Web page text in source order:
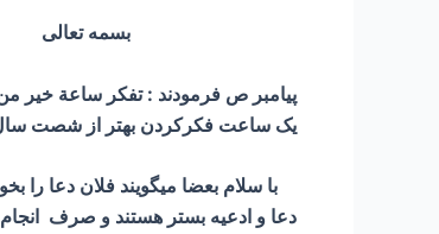
بسمه تعالی
پیامبر ص فرمودند : تفكر ساعة خير
یک ساعت فکرکردن بهتر از شصت
با سلام بعضا میگویند فلان دعا را
دعا و ادعیه بستر هستند و صرف